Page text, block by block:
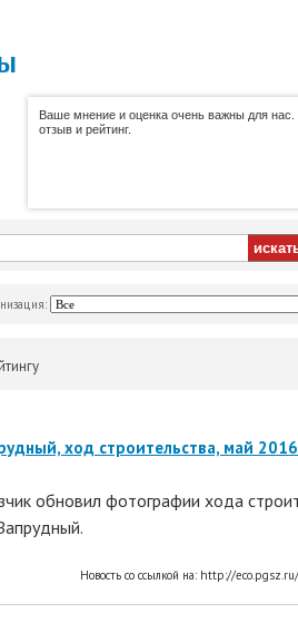
Ваше мнение и оценка очень важны для нас.
отзыв и рейтинг.
ход строительства, май 2016
обновил фотографии хода
Новость со ссылкой на: http://